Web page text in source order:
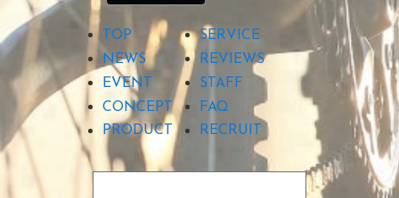
TOP
SERVICE
NEWS
REVIEWS
EVENT
STAFF
CONCEPT
FAQ
PRODUCT
RECRUIT